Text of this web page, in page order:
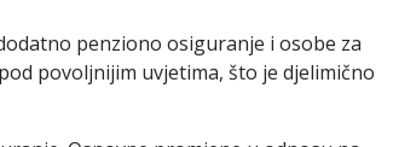
penziono osiguranje i osobe za
povoljnijim uvjetima, što je djelimično